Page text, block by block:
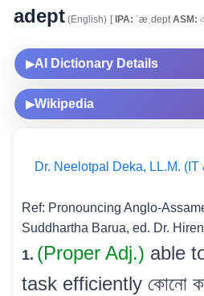
adept (English) [IPA: ˈæˌdeptASM:
▶AI Dictionary Details
▶Wikipedia
Dr. Neelotpal Deka, LL.M. (IT
Ref: Pronouncing Anglo-
Suddhartha Barua, ed. Dr.
1. (Proper Adj.) able
task efficiently কোনো কাম